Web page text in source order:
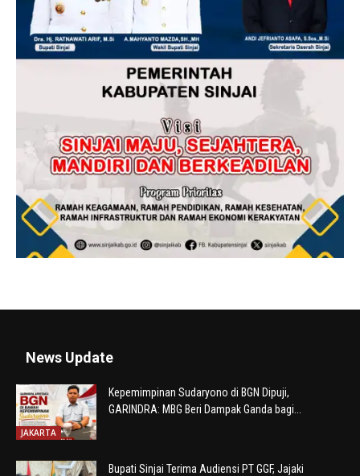
News Update
JAKARTA
Kepemimpinan Sudaryono di BGN Dipuji,
GARINDRA: MBG Beri Dampak Ganda bagi...
Bupati Sinjai Terima Audiensi PT GGF, Jajaki